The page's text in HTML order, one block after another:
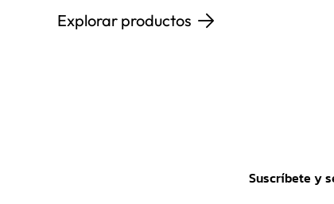
Explorar productos
Suscríbete y